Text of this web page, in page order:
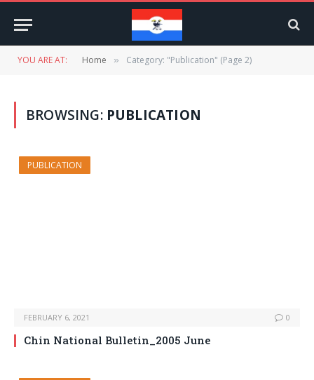
YOU ARE AT: Home » Category: "Publication" (Page 2)
BROWSING: PUBLICATION
PUBLICATION
FEBRUARY 6, 2021 0
Chin National Bulletin_2005 June